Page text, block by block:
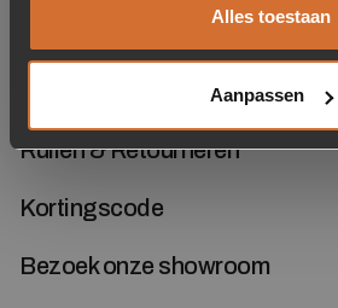
Alles toestaan
Aanpassen
Ruilen & Retourneren
Kortingscode
Bezoek onze showroom